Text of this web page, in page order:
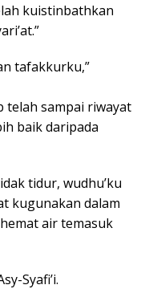
kuistinbathkan
tafakkurku,”
telah sampai riwayat
baik daripada
tidur, wudhu’ku
kugunakan dalam
air temasuk
Syafi’i.